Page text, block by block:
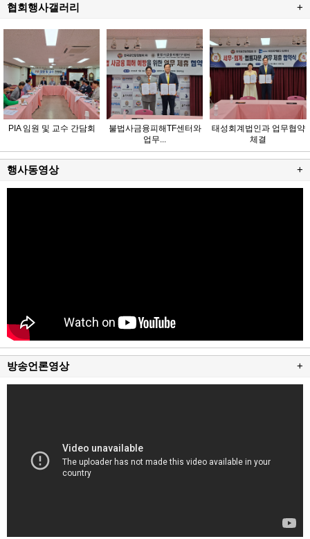
협회행사갤러리 +
PIA 임원 및 교수 간담회
불법사금융피해TF센터와
업무...
태성회계법인과 업무협약
체결
행사동영상 +
방송언론영상 +